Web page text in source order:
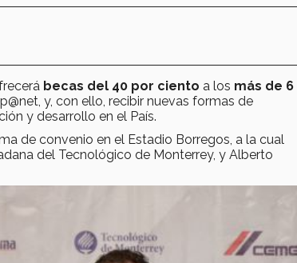
becas del 40 por ciento a los más de 6
y, con ello, recibir nuevas formas de
y desarrollo en el País.
de convenio en el Estadio Borregos, a la cual
del Tecnológico de Monterrey, y Alberto